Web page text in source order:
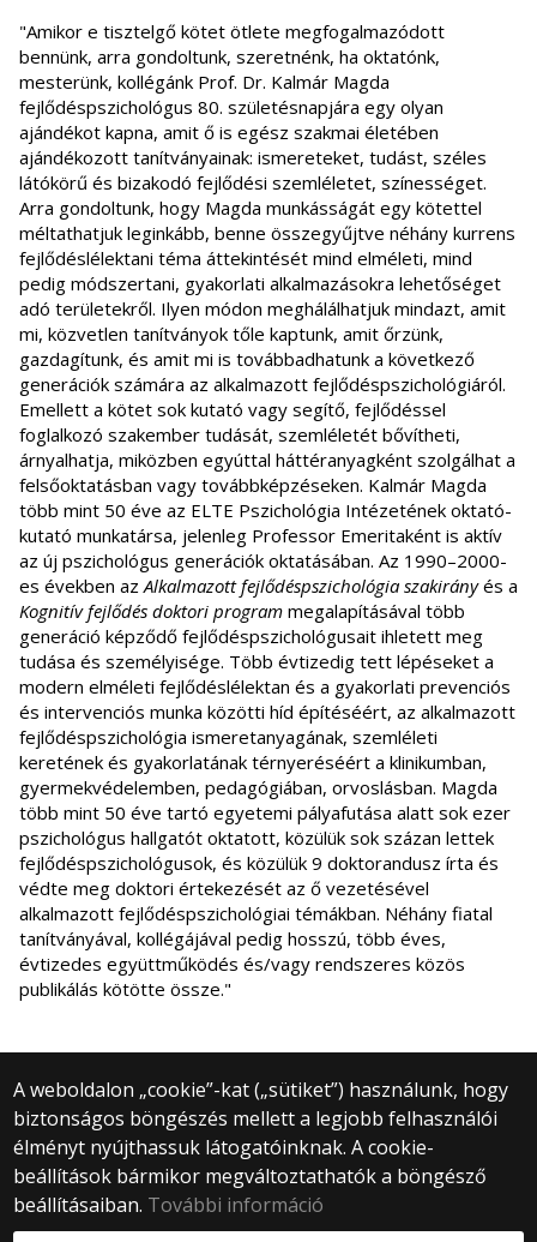
"Amikor e tisztelgő kötet ötlete megfogalmazódott
bennünk, arra gondoltunk, szeretnénk, ha oktatónk,
mesterünk, kollégánk Prof. Dr. Kalmár Magda
fejlődéspszichológus 80. születésnapjára egy olyan
ajándékot kapna, amit ő is egész szakmai életében
ajándékozott tanítványainak: ismereteket, tudást, széles
látókörű és bizakodó fejlődési szemléletet, színességet.
Arra gondoltunk, hogy Magda munkásságát egy kötettel
méltathatjuk leginkább, benne összegyűjtve néhány kurrens
fejlődéslélektani téma áttekintését mind elméleti, mind
pedig módszertani, gyakorlati alkalmazásokra lehetőséget
adó területekről. Ilyen módon meghálálhatjuk mindazt, amit
mi, közvetlen tanítványok tőle kaptunk, amit őrzünk,
gazdagítunk, és amit mi is továbbadhatunk a következő
generációk számára az alkalmazott fejlődéspszichológiáról.
Emellett a kötet sok kutató vagy segítő, fejlődéssel
foglalkozó szakember tudását, szemléletét bővítheti,
árnyalhatja, miközben egyúttal háttéranyagként szolgálhat a
felsőoktatásban vagy továbbképzéseken. Kalmár Magda
több mint 50 éve az ELTE Pszichológia Intézetének oktató-
kutató munkatársa, jelenleg Professor Emeritaként is aktív
az új pszichológus generációk oktatásában. Az 1990–2000-
es években azAlkalmazott fejlődéspszichológia szakirányés a
Kognitív fejlődés doktori program megalapításával több
generáció képződő fejlődéspszichológusait ihletett meg
tudása és személyisége. Több évtizedig tett lépéseket a
modern elméleti fejlődéslélektan és a gyakorlati prevenciós
és intervenciós munka közötti híd építéséért, az alkalmazott
fejlődéspszichológia ismeretanyagának, szemléleti
keretének és gyakorlatának térnyeréséért a klinikumban,
gyermekvédelemben, pedagógiában, orvoslásban. Magda
több mint 50 éve tartó egyetemi pályafutása alatt sok ezer
pszichológus hallgatót oktatott, közülük sok százan lettek
fejlődéspszichológusok, és közülük 9 doktorandusz írta és
védte meg doktori értekezését az ő vezetésével
alkalmazott fejlődéspszichológiai témákban. Néhány fiatal
tanítványával, kollégájával pedig hosszú, több éves,
évtizedes együttműködés és/vagy rendszeres közös
publikálás kötötte össze."
A weboldalon „cookie”-kat („sütiket”) használunk, hogy
biztonságos böngészés mellett a legjobb felhasználói
élményt nyújthassuk látogatóinknak. A cookie-
beállítások bármikor megváltoztathatók a böngésző
beállításaiban. További információ
© 2025 Eötvös Loránd Tudományegyetem
Minden jog fenntartva.
1053 Budapest, Egyetem tér 1–3.
Központi telefonszám: +36 1 411 6500
Webfejlesztés: